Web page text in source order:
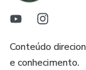
Conteúdo
e conhecimento.